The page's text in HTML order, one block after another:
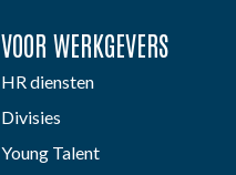
VOOR WERKGEVERS
HR diensten
Divisies
Young Talent